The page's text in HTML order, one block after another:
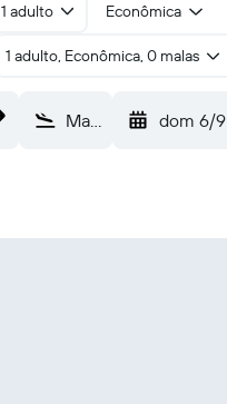
1 adulto Econômica
1 adulto, Econômica, 0 malas
Majalengka Kertajati Intl (KJT) dom 6/9